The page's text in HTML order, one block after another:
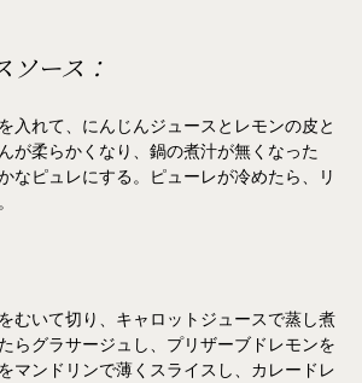
ース：
入れて、にんじんジュースとレモンの皮と
が柔らかくなり、鍋の煮汁が無くなった
なピュレにする。ピューレが冷めたら、リ
むいて切り、キャロットジュースで蒸し煮
らグラサージュし、プリザーブドレモンを
マンドリンで薄くスライスし、カレードレ